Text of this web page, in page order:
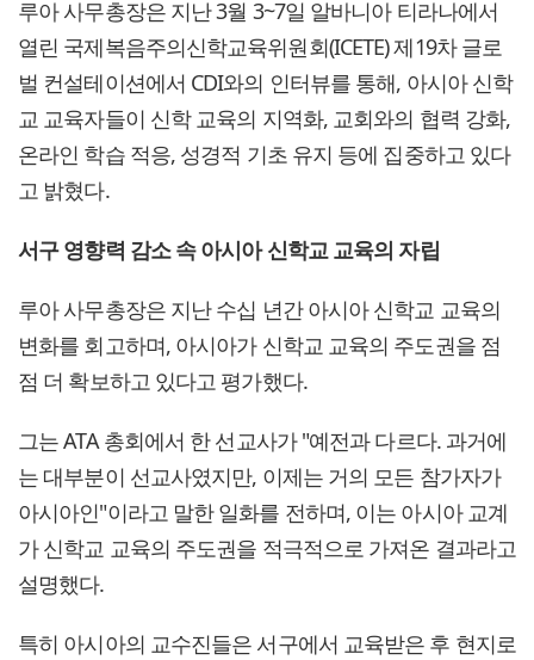
루아 사무총장은 지난 3월 3~7일 알바니아 티라나에서
열린 국제복음주의신학교육위원회(ICETE) 제19차 글로
벌 컨설테이션에서 CDI와의 인터뷰를 통해, 아시아 신학
교 교육자들이 신학 교육의 지역화, 교회와의 협력 강화,
온라인 학습 적응, 성경적 기초 유지 등에 집중하고 있다
고 밝혔다.
서구 영향력 감소 속 아시아 신학교 교육의 자립
루아 사무총장은 지난 수십 년간 아시아 신학교 교육의
변화를 회고하며, 아시아가 신학교 교육의 주도권을 점
점 더 확보하고 있다고 평가했다.
그는 ATA 총회에서 한 선교사가 "예전과 다르다. 과거에
는 대부분이 선교사였지만, 이제는 거의 모든 참가자가
아시아인"이라고 말한 일화를 전하며, 이는 아시아 교계
가 신학교 교육의 주도권을 적극적으로 가져온 결과라고
설명했다.
특히 아시아의 교수진들은 서구에서 교육받은 후 현지로